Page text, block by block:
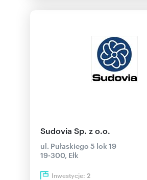
Sudovia Sp. z o.o.
ul. Pułaskiego 5 lok 19
19-300, Ełk
Inwestycje: 2